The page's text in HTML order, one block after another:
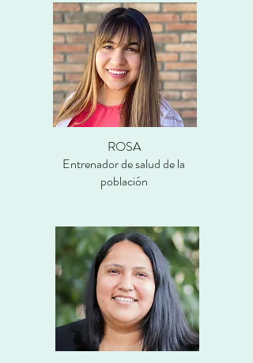
ROSA
Entrenador de salud de la
población